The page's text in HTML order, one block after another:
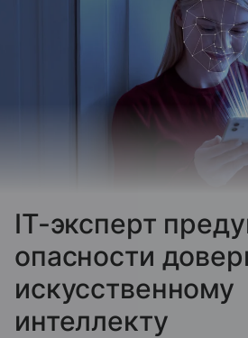
IT-эксперт
опасности
искусственному
интеллекту